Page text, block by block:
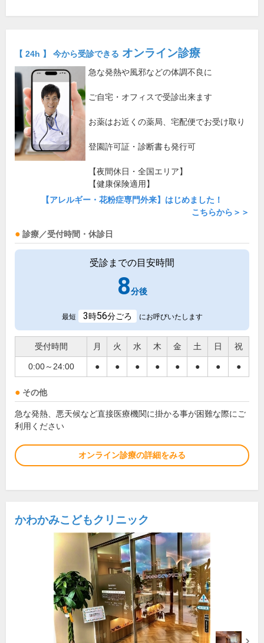
【 24h 】 今から受診できる オンライン診療
急な発熱や風邪などの体調不良に
ご自宅・オフィスで受診出来ます
お薬はお近くの薬局、宅配便でお受け取り
登園許可証・診断書も発行可
【夜間休日・全国エリア】
【健康保険適用】
【アレルギー・花粉症専門外来】はじめました！
こちらから＞＞
診療／受付時間・休診日
受診までの目安時間
8分後
最短 3時56分ごろ にお呼びいたします
受付時間 月 火 水 木 金 土 日 祝
0:00～24:00 ● ● ● ● ● ● ● ●
その他
急な発熱、悪天候など直接医療機関に掛かる事が困難な際にご
利用ください
オンライン診療の詳細をみる
かわかみこどもクリニック